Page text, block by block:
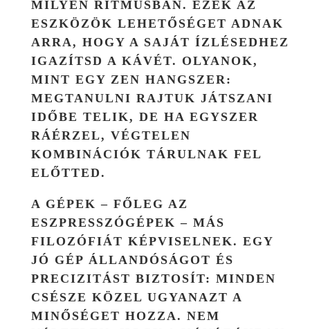
MILYEN RITMUSBAN. EZEK AZ
ESZKÖZÖK LEHETŐSÉGET ADNAK
ARRA, HOGY A SAJÁT ÍZLÉSEDHEZ
IGAZÍTSD A KÁVÉT. OLYANOK,
MINT EGY ZEN HANGSZER:
MEGTANULNI RAJTUK JÁTSZANI
IDŐBE TELIK, DE HA EGYSZER
RÁÉRZEL, VÉGTELEN
KOMBINÁCIÓK TÁRULNAK FEL
ELŐTTED.
A GÉPEK – FŐLEG AZ
ESZPRESSZÓGÉPEK – MÁS
FILOZÓFIÁT KÉPVISELNEK. EGY
JÓ GÉP ÁLLANDÓSÁGOT ÉS
PRECIZITÁST BIZTOSÍT: MINDEN
CSÉSZE KÖZEL UGYANAZT A
MINŐSÉGET HOZZA. NEM